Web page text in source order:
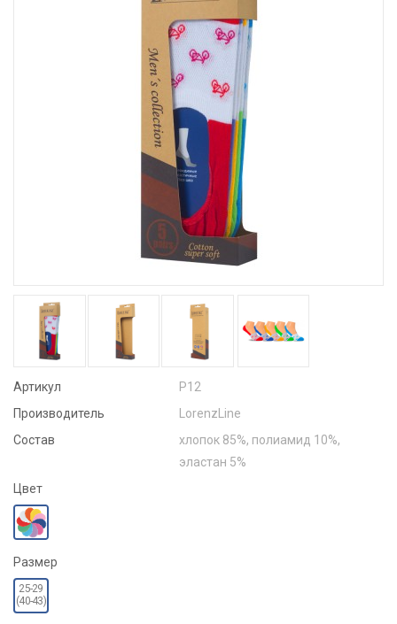
Артикул
Р12
Производитель
LorenzLine
Состав
хлопок 85%, полиамид 10%,
эластан 5%
Цвет
Размер
25-29
(40-43)